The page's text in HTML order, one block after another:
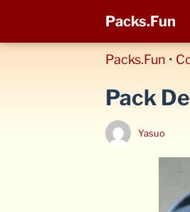
Packs.Fun
Packs.Fun •
Pack
Yasuo